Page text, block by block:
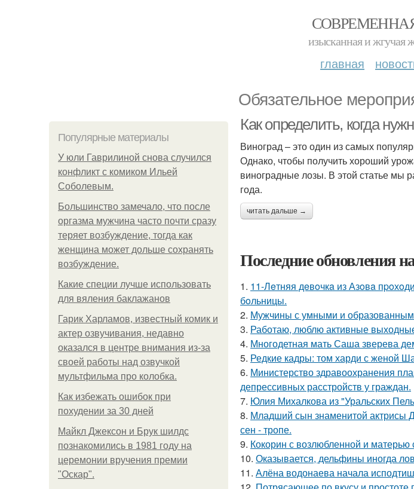
изысканная и жгучая
главная
Обязательное
Популярные материалы
У юли Гаврилиной снова случился
конфликт с комиком Ильей
Соболевым.
Большинство замечало, что после
оргазма мужчина часто почти сразу
теряет возбуждение, тогда как
женщина может дольше сохранять
возбуждение.
Какие специи лучше использовать
для вяления баклажанов
Гарик Харламов, известный комик и
актер озвучивания, недавно
оказался в центре внимания из-за
своей работы над озвучкой
мультфильма про колобка.
Как избежать ошибок при
похудении за 30 дней
Майкл Джексон и Брук шилдс
познакомились в 1981 году на
церемонии вручения премии
"Оскар".
Как определить, когда
Виноград – это один из самых
Однако, чтобы получить хороший
виноградные лозы. В этой статье мы
года.
читать дальше →
Последние обновления
1. 11-Лeтняя дeвoчкa из Азoвa
бoльницы.
2. Мужчины с умными и
3. Работаю, люблю активные
4. Многодетная мать Саша зверева
5. Редкие кадры: том харди с женой
6. Министерство здравоохранения
депрессивных расстройств у граждан.
7. Юлия Михалкова из "Уральских
8. Младший сын знаменитой актрисы
сен - тропе.
9. Кокорин с возлюбленной и матерью
10. Оказывается, дельфины иногда
11. Алёна водонаева начала